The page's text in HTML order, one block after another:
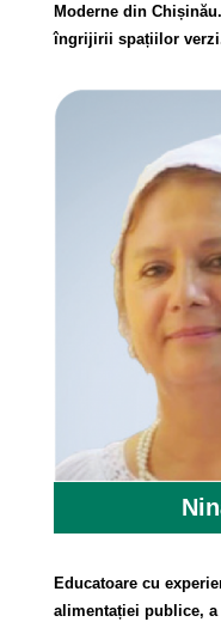
Moderne din
îngrijirii spațiilor
Educatoare cu
alimentației publice,